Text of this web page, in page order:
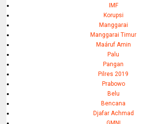
IMF
Korupsi
Manggarai
Manggarai Timur
Maáruf Amin
Palu
Pangan
Pilres 2019
Prabowo
Belu
Bencana
Djafar Achmad